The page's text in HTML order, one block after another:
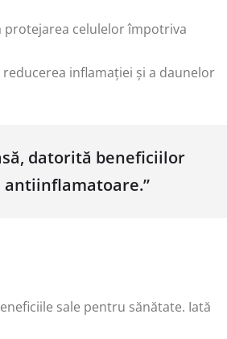
protejarea celulelor împotriva
inflamației și a daunelor
datorită beneficiilor
sale pentru sănătate. Iată